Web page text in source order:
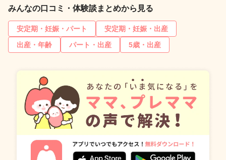
みんなの口コミ・体験談まとめから見る
安定期・妊娠・パート
安定期・妊娠・出産
出産・年齢
パート・出産 5歳・出産